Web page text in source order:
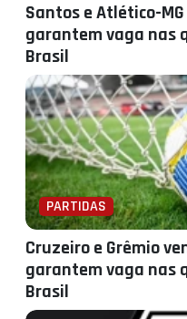
Santos e Atlético-
garantem vaga nas
Brasil
PARTIDAS
Cruzeiro e Grêmio
garantem vaga nas
Brasil